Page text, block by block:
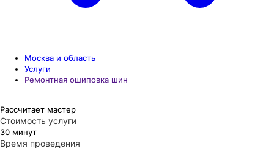
Москва и область
Услуги
Ремонтная ошиповка шин
Рассчитает мастер
Стоимость услуги
30 минут
Время проведения